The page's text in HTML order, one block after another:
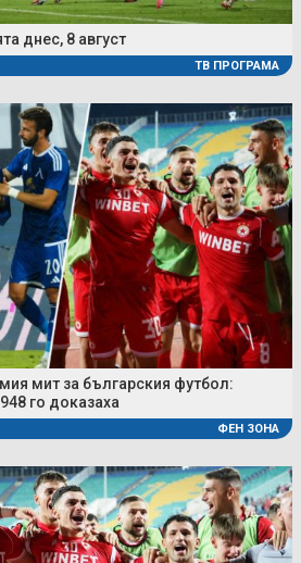
днес, 8 август
ТВ ПРОГРАМА
мит за българския футбол:
го доказаха
ФЕН ЗОНА